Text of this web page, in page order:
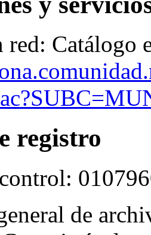
red: Catálogo
registro